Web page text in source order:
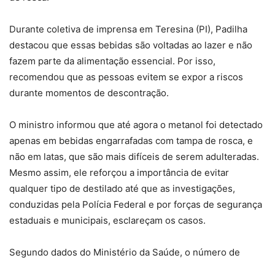
Durante coletiva de imprensa em Teresina (PI), Padilha
destacou que essas bebidas são voltadas ao lazer e não
fazem parte da alimentação essencial. Por isso,
recomendou que as pessoas evitem se expor a riscos
durante momentos de descontração.
O ministro informou que até agora o metanol foi detectado
apenas em bebidas engarrafadas com tampa de rosca, e
não em latas, que são mais difíceis de serem adulteradas.
Mesmo assim, ele reforçou a importância de evitar
qualquer tipo de destilado até que as investigações,
conduzidas pela Polícia Federal e por forças de segurança
estaduais e municipais, esclareçam os casos.
Segundo dados do Ministério da Saúde, o número de